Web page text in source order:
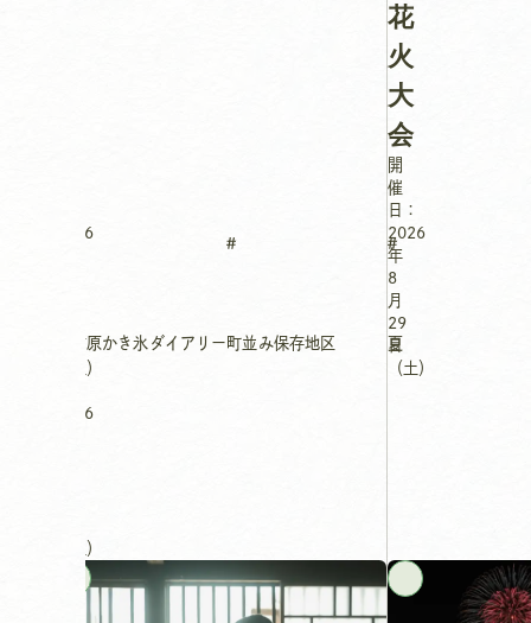
2026
（土）
2026
（土）
竹原かき氷ダイアリー 町並み保存地区
花
火
大
会
開
催
日：
2026
年
8
月
29
日
（土）
夏